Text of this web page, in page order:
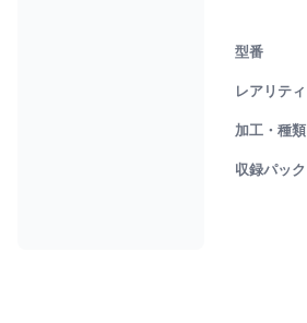
型番
レアリティ
加工・種類
収録パック